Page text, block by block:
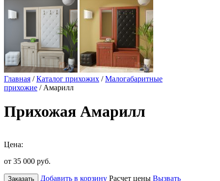
Главная /Каталог прихожих /Малогабаритные
прихожие / Амарилл
Прихожая Амарилл
Цена:
от 35 000 руб.
Заказать Добавить в корзину Расчет цены Вызвать